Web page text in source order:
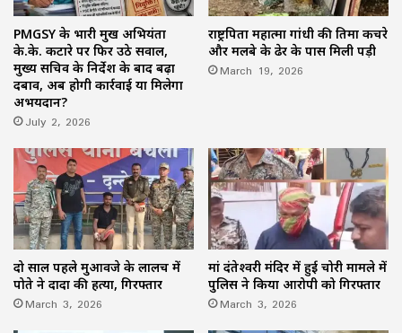
PMGSY के प्रभारी प्रमुख अभियंता
के.के. कटारे पर फिर उठे सवाल,
मुख्य सचिव के निर्देश के बाद बढ़ा
दबाव, अब होगी कार्रवाई या मिलेगा
अभयदान?
July 2, 2026
राष्ट्रपिता महात्मा गांधी की प्रतिमा कचरे
और मलबे के ढेर के पास मिली पड़ी
March 19, 2026
दो साल पहले मुआवजे के लालच में
पोते ने दादा की हत्या, गिरफ्तार
March 3, 2026
मां दंतेश्वरी मंदिर में हुई चोरी मामले में
पुलिस ने किया आरोपी को गिरफ्तार
March 3, 2026